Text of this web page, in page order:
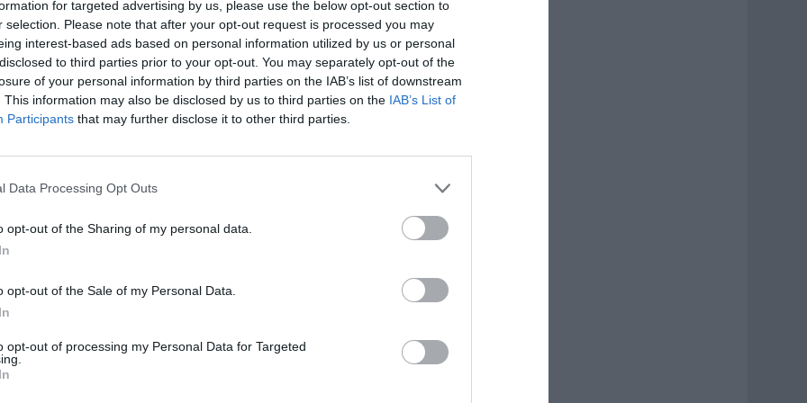
for targeted advertising by us, please use the below opt-out section to
selection. Please note that after your opt-out request is processed you may
interest-based ads based on personal information utilized by us or personal
to third parties prior to your opt-out. You may separately opt-out of the
of your personal information by third parties on the IAB’s list of downstream
This information may also be disclosed by us to third parties on the IAB’s List of
Participants that may further disclose it to other third parties.
Data Processing Opt Outs
opt-out of the Sharing of my personal data.
opt-out of the Sale of my Personal Data.
opt-out of processing my Personal Data for Targeted
rurale
privind gradul de contractare pentru